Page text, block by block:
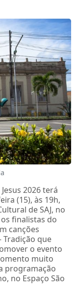
2026 terá
(15), às 19h,
de SAJ, no
finalistas do
canções
Tradição que
o evento
muito
programação
no Espaço São